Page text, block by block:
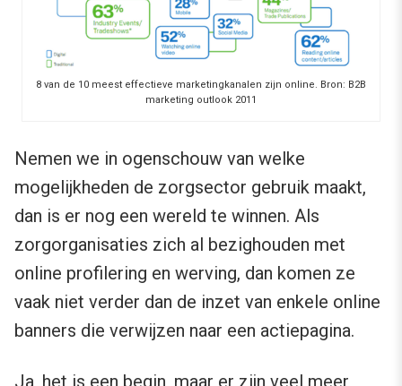
8 van de 10 meest effectieve marketingkanalen zijn online. Bron: B2B
marketing outlook 2011
Nemen we in ogenschouw van welke
mogelijkheden de zorgsector gebruik maakt,
dan is er nog een wereld te winnen. Als
zorgorganisaties zich al bezighouden met
online profilering en werving, dan komen ze
vaak niet verder dan de inzet van enkele online
banners die verwijzen naar een actiepagina.
Ja, het is een begin, maar er zijn veel meer